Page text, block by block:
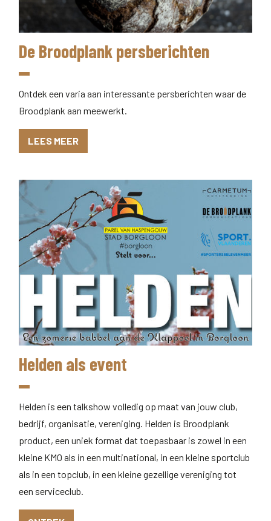
De Broodplank persberichten
Ontdek een varia aan interessante persberichten waar de
Broodplank aan meewerkt.
LEES MEER
Helden als event
Helden is een talkshow volledig op maat van jouw club,
bedrijf, organisatie, vereniging. Helden is Broodplank
product, een uniek format dat toepasbaar is zowel in een
kleine KMO als in een multinational, in een kleine sportclub
als in een topclub, in een kleine gezellige vereniging tot
een serviceclub.